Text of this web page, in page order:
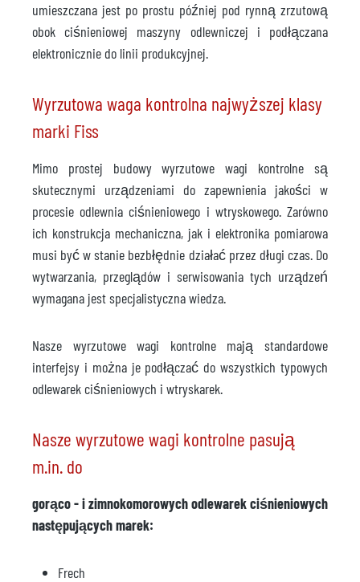
umieszczana jest po prostu później pod rynną zrzutową
obok ciśnieniowej maszyny odlewniczej i podłączana
elektronicznie do linii produkcyjnej.
Wyrzutowa waga kontrolna najwyższej klasy
marki Fiss
Mimo prostej budowy wyrzutowe wagi kontrolne są
skutecznymi urządzeniami do zapewnienia jakości w
procesie odlewnia ciśnieniowego i wtryskowego. Zarówno
ich konstrukcja mechaniczna, jak i elektronika pomiarowa
musi być w stanie bezbłędnie działać przez długi czas. Do
wytwarzania, przeglądów i serwisowania tych urządzeń
wymagana jest specjalistyczna wiedza.
Nasze wyrzutowe wagi kontrolne mają standardowe
interfejsy i można je podłączać do wszystkich typowych
odlewarek ciśnieniowych i wtryskarek.
Nasze wyrzutowe wagi kontrolne pasują
m.in. do
gorąco - i zimnokomorowych odlewarek ciśnieniowych
następujących marek:
Frech